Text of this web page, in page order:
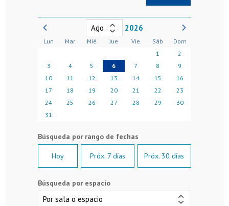
2026
Lun Mar Mié Jue Vie Sáb
Dom
1
2
3
4 5 6 7 8
9
10
11 12 13 14 15
16
17
18 19 20 21 22
23
24
25 26 27 28 29
30
31
Hoy Próx. 7 días Próx. 30 días
Búsqueda por espacio